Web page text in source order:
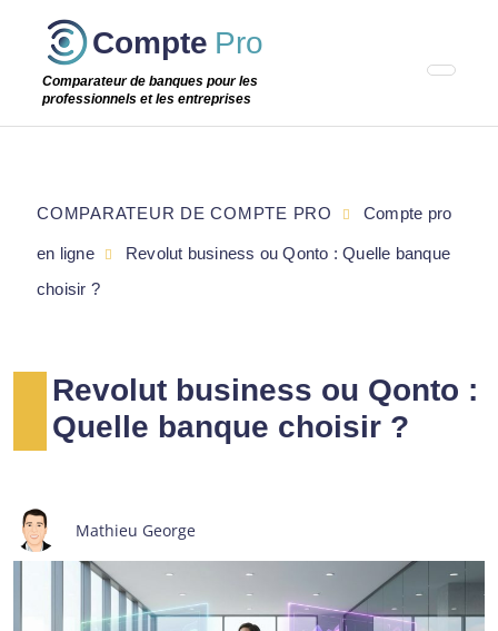
Passer
étape
Compte Pro
Comparateur de banques pour les
professionnels et les entreprises
Revolut business ou Qonto :
Quelle banque choisir ?
Mathieu George
COMPARATEUR DE COMPTE PRO Compte pro
en ligne
Revolut business ou Qonto : Quelle banque
choisir ?